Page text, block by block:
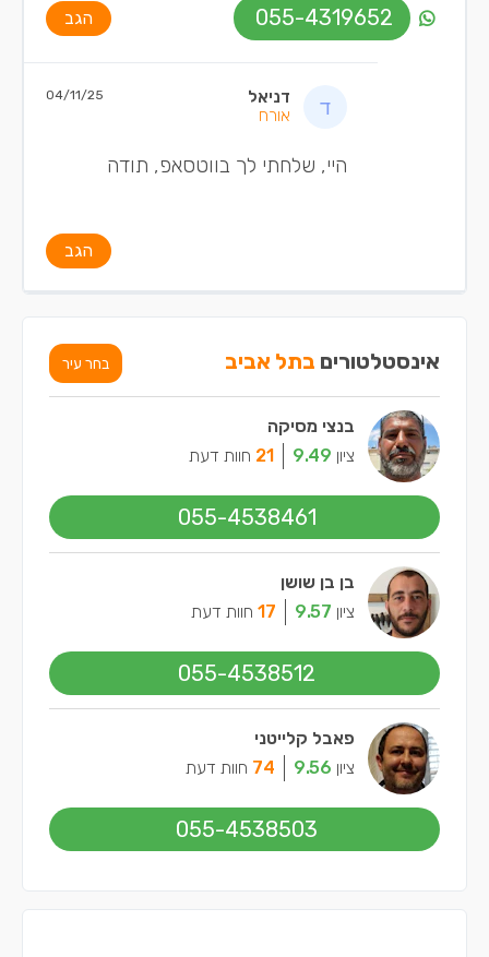
055-4319652 הגב
דניאל
אורח
04/11/25
היי, שלחתי לך בווטסאפ, תודה
הגב
אינסטלטורים בתל אביב בחר עיר
בנצי מסיקה
ציון 9.49
21 חוות דעת
055-4538461
בן בן שושן
ציון 9.57
17 חוות דעת
055-4538512
פאבל קלייטני
ציון 9.56
74 חוות דעת
055-4538503